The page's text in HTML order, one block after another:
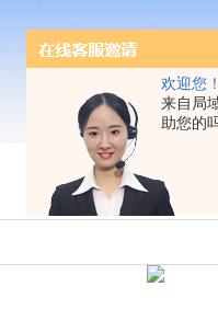
欢迎您！
来自局
助您的
我的位置：首页